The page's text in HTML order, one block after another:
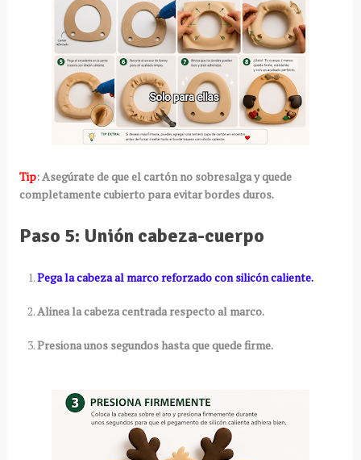
Tip: Asegúrate de que el cartón no sobresalga y quede
completamente cubierto para evitar bordes duros.
Paso 5: Unión cabeza-cuerpo
Pega la cabeza al marco reforzado con silicón caliente.
Alinea la cabeza centrada respecto al marco.
Presiona unos segundos hasta que quede firme.